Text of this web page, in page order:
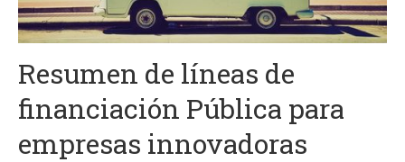
Resumen de líneas de
financiación Pública para
empresas innovadoras